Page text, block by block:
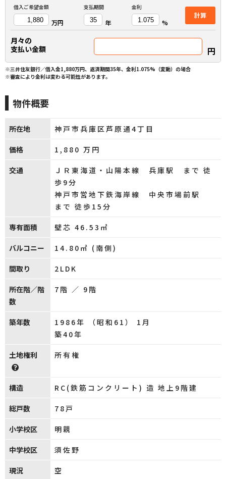
借入ご希望金額
万円
支払期間
年
金利
%
計算
月々の
支払い金額
円
※三井住友銀行／借入金1,880万円、返済期間35年、金利1.075%（変動）の場合
※審査により金利は変わる可能性があります。
物件概要
所在地 神戸市兵庫区芦原通4丁目
価格 1,880 万円
交通
ＪＲ東海道・山陽本線 兵庫駅 まで 徒
歩9分
神戸市営地下鉄海岸線 中央市場前駅
まで 徒歩15分
専有面積 壁芯 46.53㎡
バルコニー 14.80㎡ (南側)
間取り 2LDK
所在階／階
数
7階 ／ 9階
築年数
1986年 （昭和61） 1月
築40年
土地権利 所有権
構造 RC(鉄筋コンクリート) 造 地上9階建
総戸数 78戸
小学校区 明親
中学校区 須佐野
現況 空